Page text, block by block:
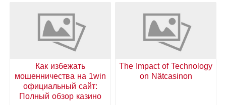
The Impact of Technology
on Nätcasinon
Как избежать
мошенничества на 1win
официальный сайт:
Полный обзор казино